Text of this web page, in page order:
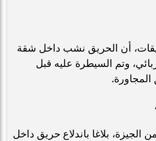
أن الحريق نشب داخل شقة
وتم السيطرة عليه قبل
الجيزة، بلاغا باندلاع حريق داخل